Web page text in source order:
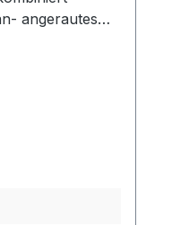
angerautes